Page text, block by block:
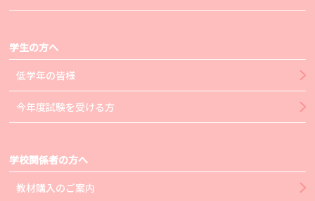
学生の方へ
低学年の皆様
今年度試験を受ける方
学校関係者の方へ
教材購入のご案内